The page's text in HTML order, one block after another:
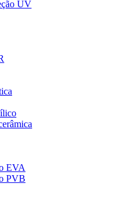
UV
EVA
PVB